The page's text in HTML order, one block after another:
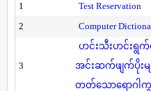
1
Test Reservation
2
Computer
3
ဟင်းသီးဟင်းရွက်
အင်းဆက်ဖျက်ပိုးမျ
တတ်သောရောဂါ